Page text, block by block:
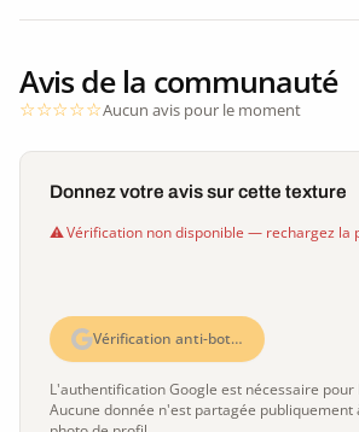
Avis de la communauté
Aucun avis pour le moment
Donnez votre avis sur cette texture
Vérification non disponible — rechargez la
Vérification anti-bot…
L'authentification Google est nécessaire
Aucune donnée n'est partagée